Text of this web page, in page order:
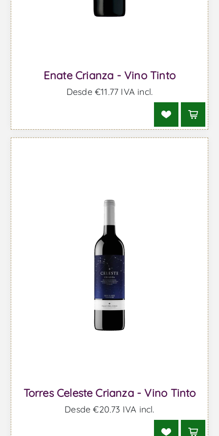
Enate Crianza - Vino Tinto
Desde €11,77 IVA incl.
Torres Celeste Crianza - Vino Tinto
Desde €20,73 IVA incl.